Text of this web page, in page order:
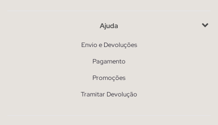
Ajuda
Envio e Devoluções
Pagamento
Promoções
Tramitar Devolução